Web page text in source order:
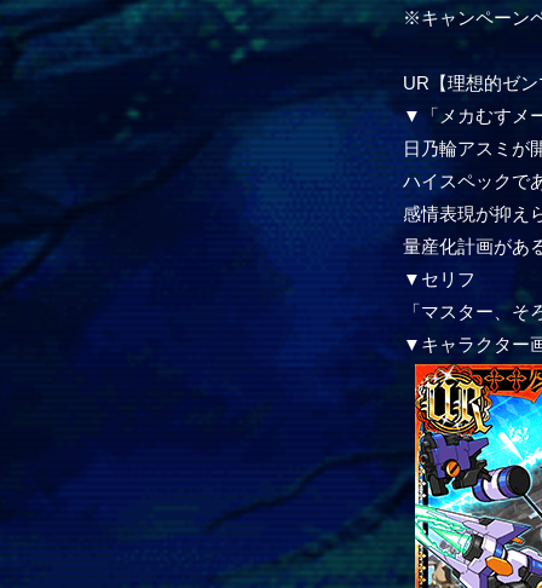
※キャンペーン
UR【理想的ゼ
▼「メカむすメ
日乃輪アスミが
ハイスペックで
感情表現が抑え
量産化計画があ
▼セリフ
「マスター、
▼キャラクター